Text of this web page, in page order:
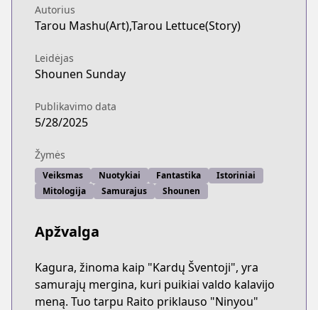
Autorius
Tarou Mashu(Art),Tarou Lettuce(Story)
Leidėjas
Shounen Sunday
Publikavimo data
5/28/2025
Žymės
Veiksmas Nuotykiai Fantastika
Istoriniai
Mitologija
Samurajus Shounen
Apžvalga
Kagura, žinoma kaip "Kardų Šventoji", yra
samurajų mergina, kuri puikiai valdo kalavijo
meną. Tuo tarpu Raito priklauso "Ninyou"